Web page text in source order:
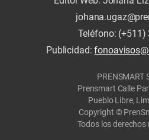
Teléfono: (+511)
Publicidad:
PRENSMART
Prensmart Calle
Pueblo Libre,
Copyright ©
Todos los derechos